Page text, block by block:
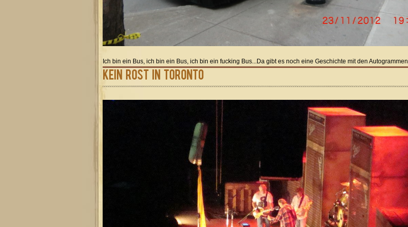
Ich bin ein Bus, ich bin ein Bus, ich bin ein fucking Bus...Da gibt es noch eine Geschichte mit den Autogrammen
Kein Rost in Toronto